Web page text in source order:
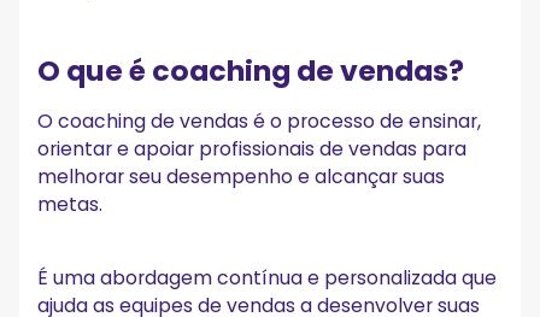
4. Construindo um processo de vendas eficaz
5. Adaptação às metas de negócios
15 técnicas e dicas eficazes de coaching de vendas
1. Siga uma abordagem formal
2. Reúna-se frequentemente com sua equipe de vendas
3. Concentre-se no bem-estar dos representantes de
representante de vendas
5. Motive seus gerentes de vendas e equipes
O que é coaching de vendas?
O coaching de vendas é o processo de ensinar,
orientar e apoiar profissionais de vendas para
melhorar seu desempenho e alcançar suas
metas.
É uma abordagem contínua e personalizada que
ajuda as equipes de vendas a desenvolver suas